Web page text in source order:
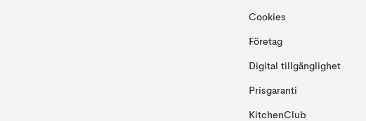
Cookies
Företag
Digital tillgänglighet
Prisgaranti
KitchenClub